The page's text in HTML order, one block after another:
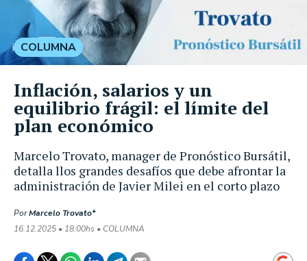
Marcelo Trovato, manager de Pronóstico Bursátil,
detalla llos grandes desafíos que debe afrontar la
administración de Javier Milei en el corto plazo
PorMarcelo Trovato*
16.12.2025 • 18:00hs • COLUMNA
COLUMNA
Inflación, salarios y un
equilibrio frágil: el límite del
plan económico